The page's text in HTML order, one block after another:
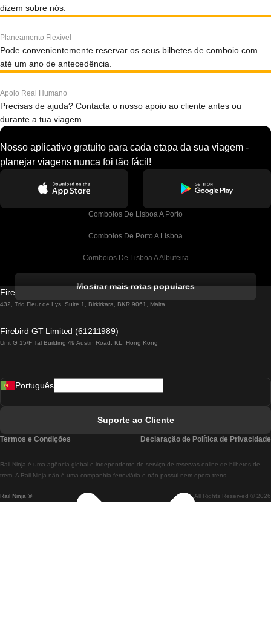
dizem sobre nós.
Planeamento Flexível
Pode convenientemente reservar os seus bilhetes de comboio com
até um ano de antecedência.
Apoio Real Humano
Precisas de ajuda? Contacta o nosso apoio ao cliente antes ou
durante a tua viagem.
Nosso aplicativo gratuito para cada etapa da sua viagem -
planejar viagens nunca foi tão fácil!
Comboios De Lisboa A Porto
Comboios De Porto A Lisboa
Comboios De Lisboa A Albufeira
Comboios De Lisboa A Lagos
Comboios De Lisboa A Madrid
Comboios De Lisboa A Braga
Comboios De Braga A Lisboa
Mostrar mais rotas populares
Firebird GT Limited (OC 1451)
432, Triq Fleur de Lys, Suite 1, Birkirkara, BKR 9061, Malta
Firebird GT Limited (61211989)
Unit G 15/F Tal Building 49 Austin Road, KL, Hong Kong
Rail Ninja ® All Rights Reserved © 2026
Rail.Ninja é uma agência global e independente de serviço de reservas online de bilhetes de
trem. A Rail Ninja não é uma companhia ferroviária e não possui nem opera trens.
Português
Suporte ao Cliente
Termos e Condições Declaração de Política de Privacidade